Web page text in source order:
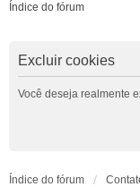
Índice do fórum
Excluir cookies
Você deseja realmente
Índice do fórum